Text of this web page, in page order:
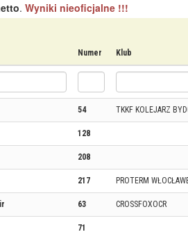
. Wyniki nieoficjalne !!!
Numer Klub
54 TKKF KOLEJARZ
128
208
217 PROTERM
63 CROSSFOXOCR
71